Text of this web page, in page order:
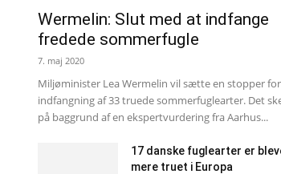
Wermelin: Slut med at indfange
fredede sommerfugle
7. maj 2020
Miljøminister Lea Wermelin vil sætte en stopper for
indfangning af 33 truede sommerfuglearter. Det
på baggrund af en ekspertvurdering fra Aarhus...
17 danske fuglearter er
mere truet i Europa